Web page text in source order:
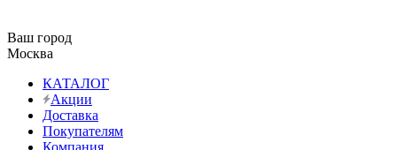
Ваш город
Москва
КАТАЛОГ
Акции
Доставка
Покупателям
Компания